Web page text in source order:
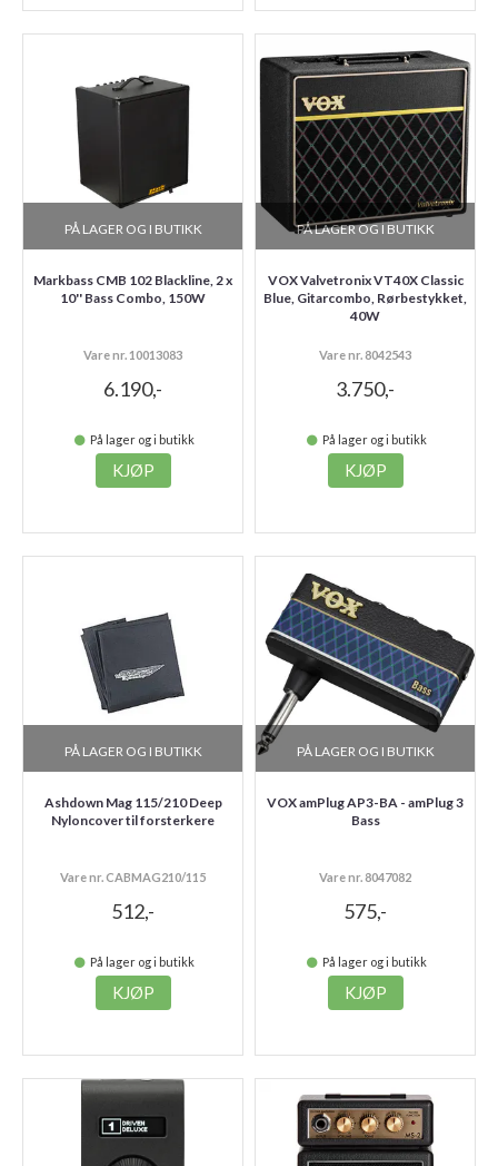
PÅ LAGER OG I BUTIKK
Markbass CMB 102 Blackline, 2 x
10'' Bass Combo, 150W
Vare nr. 10013083
6.190,-
På lager og i butikk
KJØP
PÅ LAGER OG I BUTIKK
VOX Valvetronix VT40X Classic
Blue, Gitarcombo, Rørbestykket,
40W
Vare nr. 8042543
3.750,-
På lager og i butikk
KJØP
PÅ LAGER OG I BUTIKK
Ashdown Mag 115/210 Deep
Nyloncover til forsterkere
Vare nr. CABMAG210/115
512,-
På lager og i butikk
KJØP
PÅ LAGER OG I BUTIKK
VOX amPlug AP3-BA - amPlug 3
Bass
Vare nr. 8047082
575,-
På lager og i butikk
KJØP